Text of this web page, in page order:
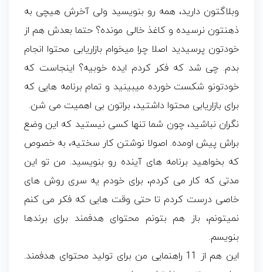
وبلاگتون دارید، همه رو بنویسید ولی آخرش هیچی به
ذهنتون نرسیده و کاغذ خالی مونده؟ حتما بعدش هم از
خودتون پرسیدید اصلا چرا میخوام بازاریابی محتوا انجام
بدم. چی شد که فکر کردم ایده خوبیه؟ اینجاست که
خودتونو شکست خورده میبینید و تمام برنامه هایی که
برای بازاریابی محتوا داشتید، براتون بی اهمیت می شن.
نگران نباشید، چون شما تنها کسی نیستید که این وضع
براش پیش اومده. اصولا نوشتن کار سختیه، به خصوص
که بخواهید برنامه های آینده رو بنویسید. من تو این
مدتی که کار می کردم، برای خودم یه سری روش های
خاصی درست کردم تا حتی وقت هایی که فکر می کنم
نمیتونم، باز هم بتونم محتوای هدفمند برای برندها
بنویسم.
این هم از 11 راهنمایی من برای تولید محتوای هدفمند.